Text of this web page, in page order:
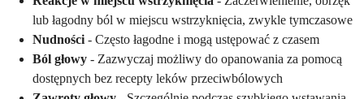
lub łagodny ból w miejscu wstrzyknięcia, zwykle tymczasowe
Nudności - Często łagodne i mogą ustępować z czasem
Ból głowy - Zazwyczaj możliwy do opanowania za pomocą
dostępnych bez recepty leków przeciwbólowych